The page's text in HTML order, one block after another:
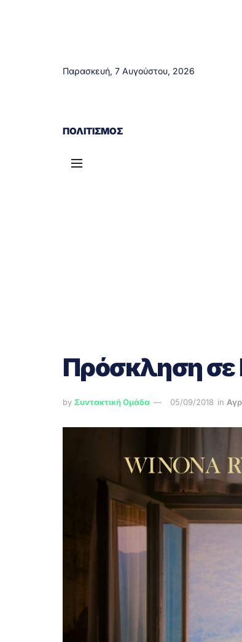
Παρασκευή, 7 Αυγούστου, 2026
ΠΟΛΙΤΙΣΜΌΣ
Πρόσκληση σε
by Συντακτική Ομάδα 05/09/2018 in